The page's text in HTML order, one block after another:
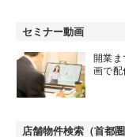
セミナー動画
開業
画で配
店舗物件検索（首都圏